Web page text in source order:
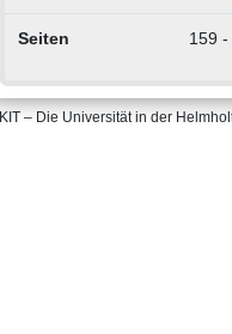
Seiten 159 -
KIT – Die Universität in der